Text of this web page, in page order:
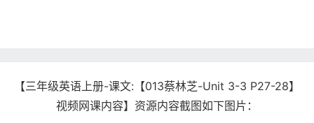
【三年级英语上册-课文:【013蔡林芝-Unit 3-3 P27-28】
视频网课内容】资源内容截图如下图片：